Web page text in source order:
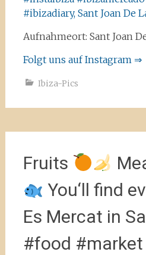
Aufnahmeort: Sant Joan
Folgt uns auf Instagram ⇒
Ibiza-Pics
Fruits
You‘ll find
Es Mercat in
#food